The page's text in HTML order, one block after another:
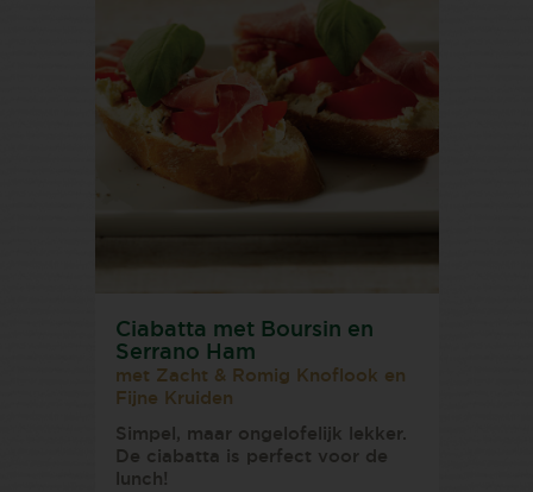
Ciabatta met Boursin en
Serrano Ham
met Zacht & Romig Knoflook en
Fijne Kruiden
Simpel, maar ongelofelijk lekker.
De ciabatta is perfect voor de
lunch!